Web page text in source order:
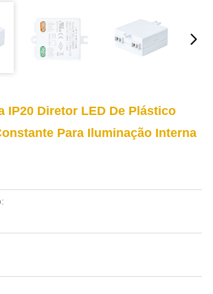
IP20 Diretor LED De Plástico
Para Iluminação Interna